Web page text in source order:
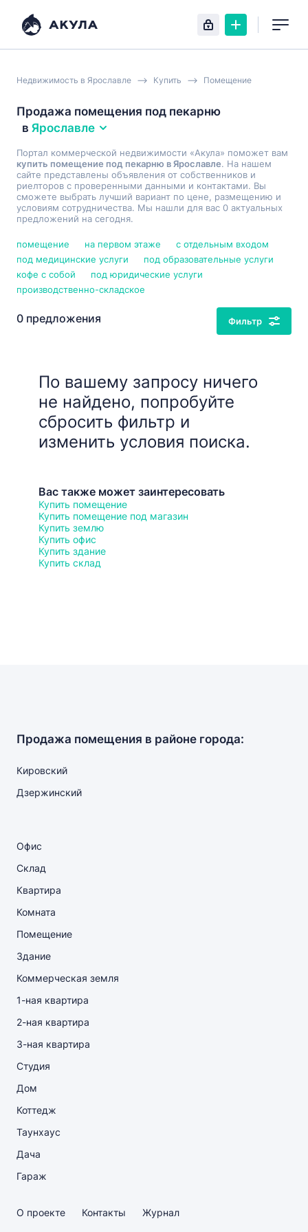
Недвижимость в Ярославле Купить Помещение
Продажа помещения под пекарню
в Ярославле
Портал коммерческой недвижимости «Акула» поможет вам
купить помещение под пекарню в Ярославле. На нашем
сайте представлены объявления от собственников и
риелторов с проверенными данными и контактами. Вы
сможете выбрать лучший вариант по цене, размещению и
условиям сотрудничества. Мы нашли для вас 0 актуальных
предложений на сегодня.
помещение на первом этаже
с отдельным входом
под медицинские услуги
под образовательные услуги
кофе с собой
под юридические услуги
производственно-складское
0 предложения Фильтр
По вашему запросу ничего
не найдено, попробуйте
сбросить фильтр и
изменить условия поиска.
Вас также может заинтересовать
Купить помещение
Купить помещение под магазин
Купить землю
Купить офис
Купить здание
Купить склад
Продажа помещения в районе города:
Кировский
Дзержинский
Офис
Склад
Квартира
Комната
Помещение
Здание
Коммерческая земля
1-ная квартира
2-ная квартира
3-ная квартира
Студия
Дом
Коттедж
Таунхаус
Дача
Гараж
О проекте Контакты Журнал